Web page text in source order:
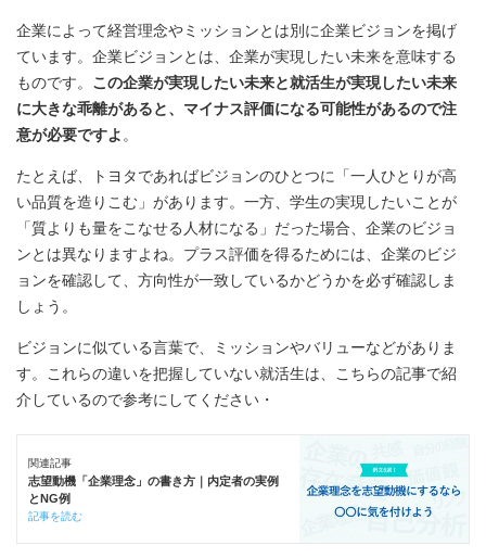
企業によって経営理念やミッションとは別に企業ビジョンを掲げ
ています。企業ビジョンとは、企業が実現したい未来を意味する
ものです。 この企業が実現したい未来と就活生が実現したい未来
に大きな乖離があると、マイナス評価になる可能性があるので注
意が必要ですよ 。
たとえば、トヨタであればビジョンのひとつに「一人ひとりが高
い品質を造りこむ」があります。一方、学生の実現したいことが
「質よりも量をこなせる人材になる」だった場合、企業のビジョ
ンとは異なりますよね。プラス評価を得るためには、企業のビジ
ョンを確認して、方向性が一致しているかどうかを必ず確認しま
しょう。
ビジョンに似ている言葉で、ミッションやバリューなどがありま
す。これらの違いを把握していない就活生は、こちらの記事で紹
介しているので参考にしてください・
関連記事
志望動機「企業理念」の書き方｜内定者の実例
とNG例
記事を読む